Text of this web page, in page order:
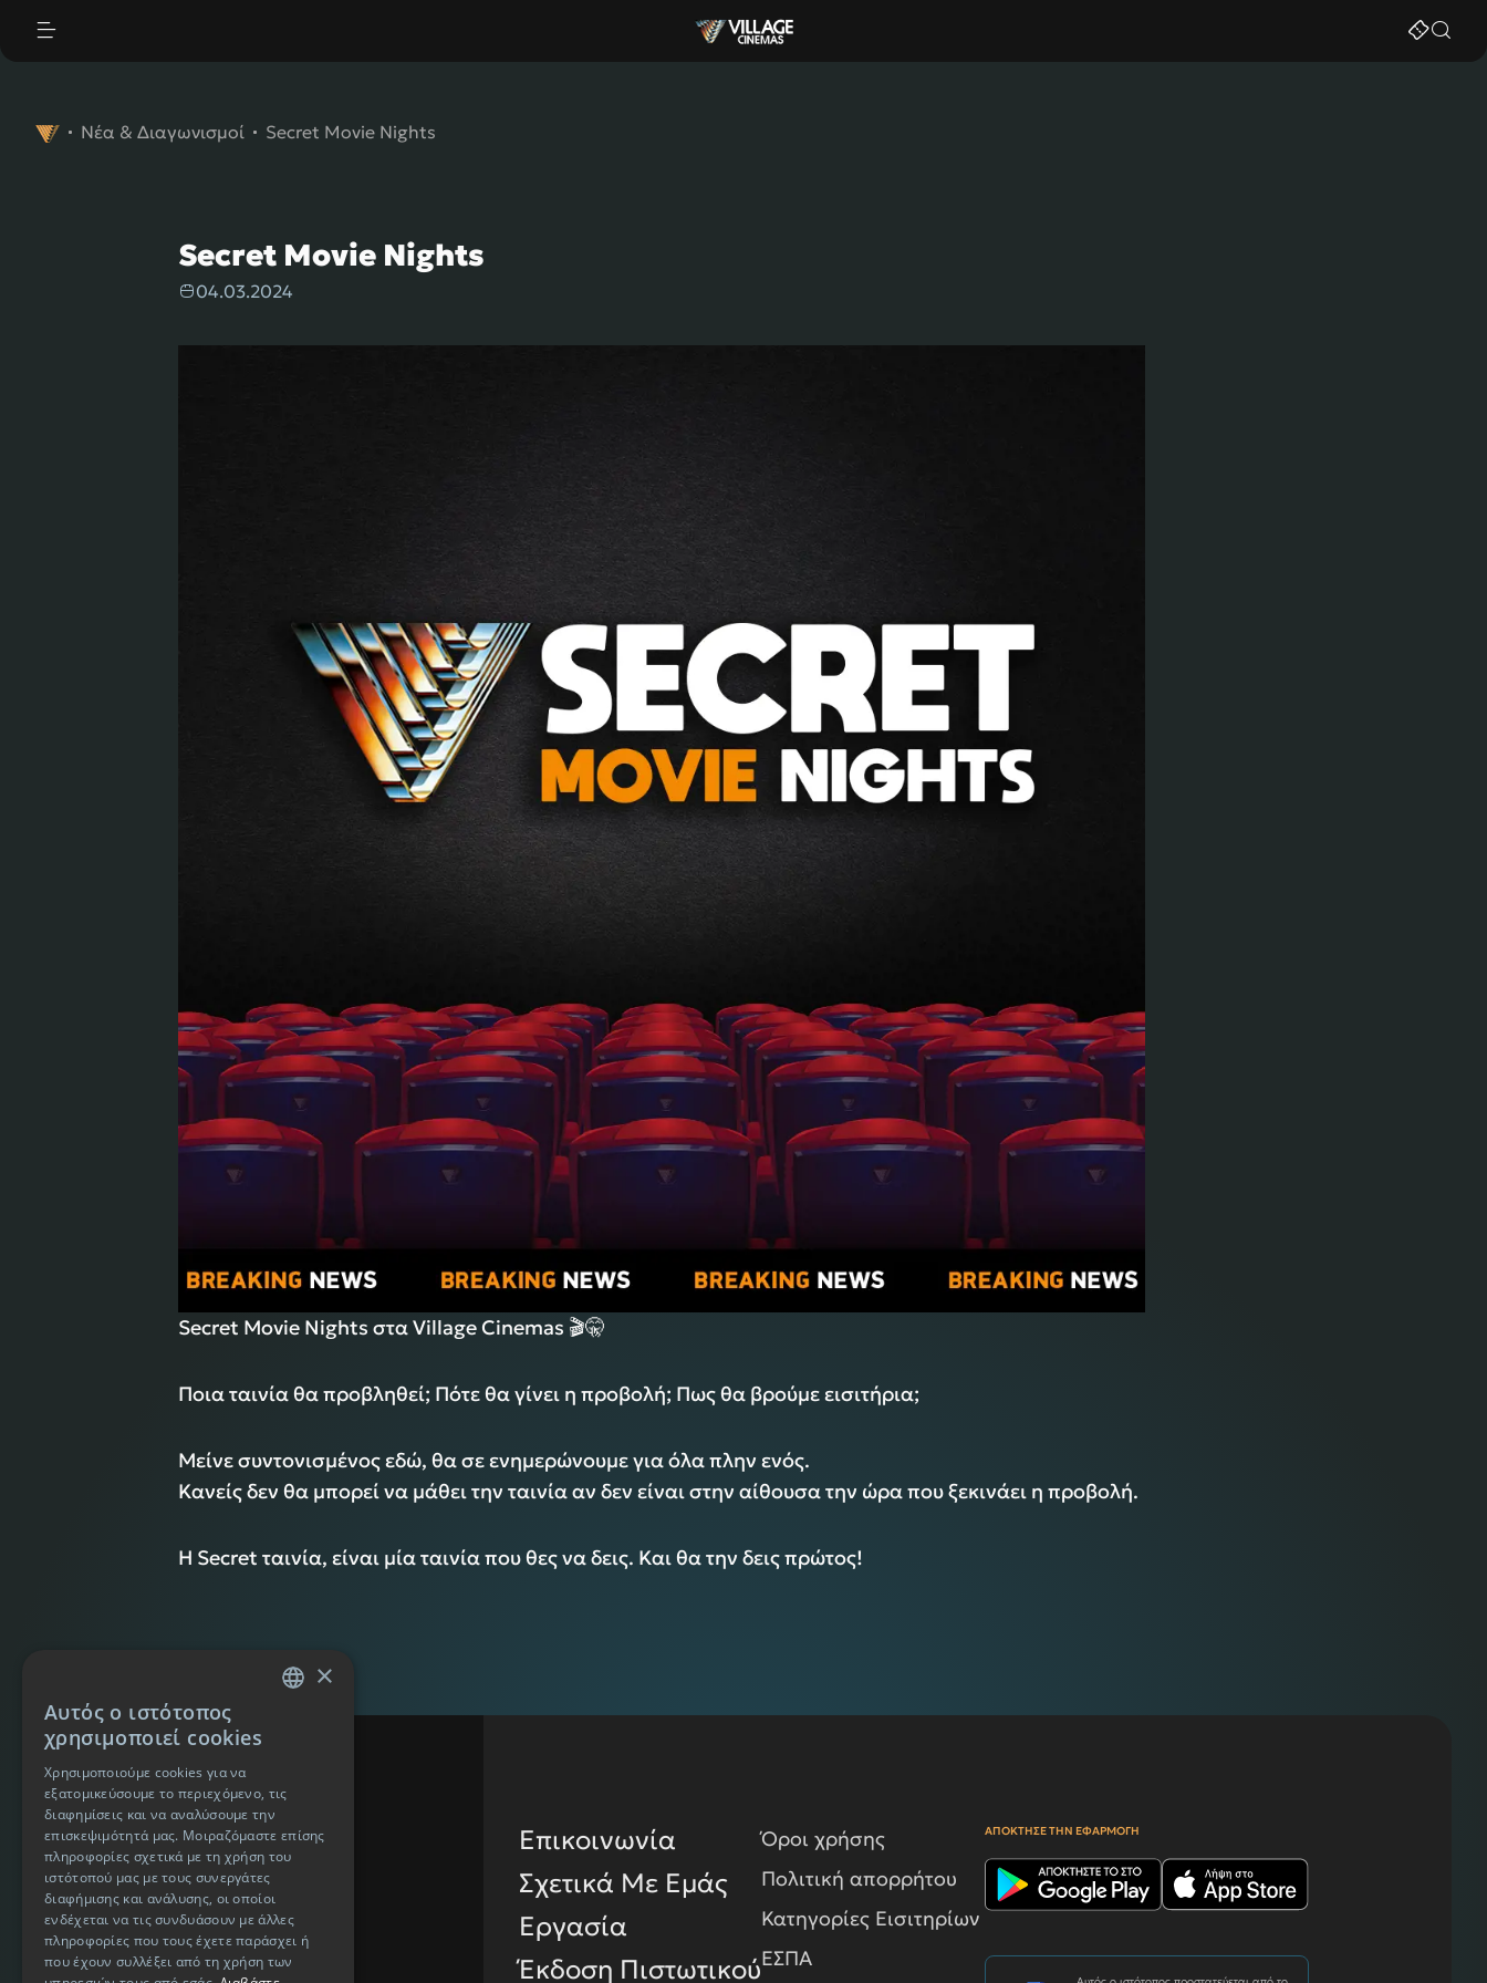
Νέα & Διαγωνισμοί Secret Movie Nights
Secret Movie Nights
04.03.2024
Secret Movie Nights στα Village Cinemas 🎬🤫
Ποια ταινία θα προβληθεί; Πότε θα γίνει η προβολή; Πως θα βρούμε εισιτήρια;
Μείνε συντονισμένος εδώ, θα σε ενημερώνουμε για όλα πλην ενός.
Κανείς δεν θα μπορεί να μάθει την ταινία αν δεν είναι στην αίθουσα την ώρα που ξεκινάει η προβολή.
Η Secret ταινία, είναι μία ταινία που θες να δεις. Και θα την δεις πρώτος!
Επικοινωνία
Σχετικά Με Εμάς
Εργασία
Έκδοση Πιστωτικού
Όροι χρήσης
Πολιτική απορρήτου
Κατηγορίες Εισιτηρίων
ΕΣΠΑ
ΑΠΟΚΤΗΣΕ ΤΗΝ ΕΦΑΡΜΟΓΗ
×
Αυτός ο ιστότοπος
χρησιμοποιεί cookies
Χρησιμοποιούμε cookies για να
εξατομικεύσουμε το περιεχόμενο, τις
διαφημίσεις και να αναλύσουμε την
επισκεψιμότητά μας. Μοιραζόμαστε επίσης
πληροφορίες σχετικά με τη χρήση του
ιστότοπού μας με τους συνεργάτες
διαφήμισης και ανάλυσης, οι οποίοι
ενδέχεται να τις συνδυάσουν με άλλες
πληροφορίες που τους έχετε παράσχει ή
που έχουν συλλέξει από τη χρήση των